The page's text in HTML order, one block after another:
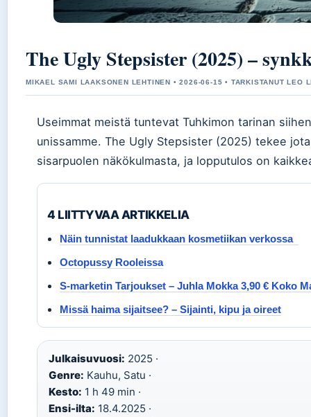
The Ugly Stepsister (2025) –
MIKAEL SAMI LAAKSONEN LEHTINEN • 2026-06-15 • TARKISTANUT LEO
Useimmat meistä tuntevat Tuhkimon tarinan
unissamme. The Ugly Stepsister (2025) tekee
sisarpuolen näkökulmasta, ja lopputulos on
4 LIITTYVAA ARTIKKELIA
Näin tunnistat laadukkaan kosmetiikan verkossa
Octopussy Rooleissa
S-marketin Tarjoukset – Juhla Mokka 3,90 € Koko
Missä haima sijaitsee? – Sijainti, kipu ja oireet
Julkaisuvuosi: 2025 ·
Genre: Kauhu, Satu ·
Kesto: 1 h 49 min ·
Ensi-ilta: 18.4.2025 ·